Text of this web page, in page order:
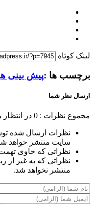
لینک کوتاه
برچسب ها :پیش بینی
ارسال نظر شما
مجموع نظرات : 0 در انتظار
نظرات ارسال شده
سایت منتشر خواهد
نظراتی که حاوی تهمت
نظراتی که به غیر از
منتشر نخواهد شد.